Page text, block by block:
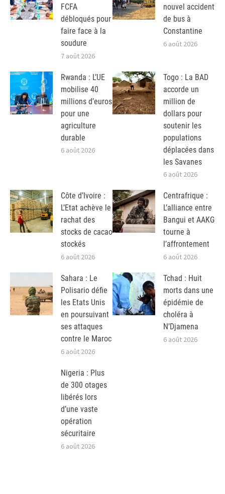
FCFA
débloqués pour
faire face à la
soudure
7 août 2026
nouvel accident
de bus à
Constantine
6 août 2026
Rwanda : L’UE
mobilise 40
millions d’euros
pour une
agriculture
durable
6 août 2026
Togo : La BAD
accorde un
million de
dollars pour
soutenir les
populations
déplacées dans
les Savanes
6 août 2026
Côte d’Ivoire :
L’Etat achève le
rachat des
stocks de cacao
stockés
6 août 2026
Centrafrique :
L’alliance entre
Bangui et AAKG
tourne à
l’affrontement
6 août 2026
Sahara : Le
Polisario défie
les Etats Unis
en poursuivant
ses attaques
contre le Maroc
6 août 2026
Tchad : Huit
morts dans une
épidémie de
choléra à
N’Djamena
6 août 2026
Nigeria : Plus
de 300 otages
libérés lors
d’une vaste
opération
sécuritaire
6 août 2026